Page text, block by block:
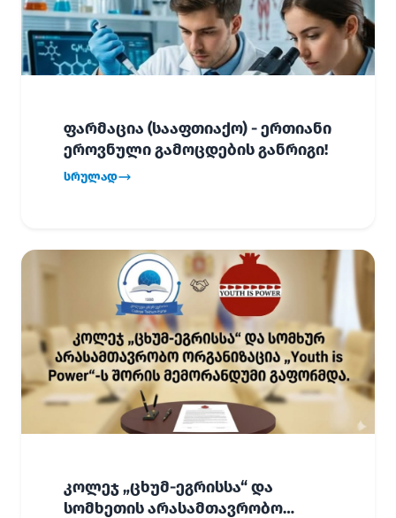
ფარმაცია (სააფთიაქო) - ერთიანი
ეროვნული გამოცდების განრიგი!
სრულად
კოლეჯ „ცხუმ-ეგრისსა“ და
სომხეთის არასამთავრობო